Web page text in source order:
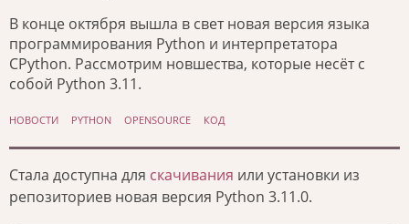
В конце октября вышла в свет новая версия языка
программирования Python и интерпретатора
CPython. Рассмотрим новшества, которые несёт с
собой Python 3.11.
НОВОСТИ PYTHON OPENSOURCE КОД
Стала доступна для скачивания или установки из
репозиториев новая версия Python 3.11.0.